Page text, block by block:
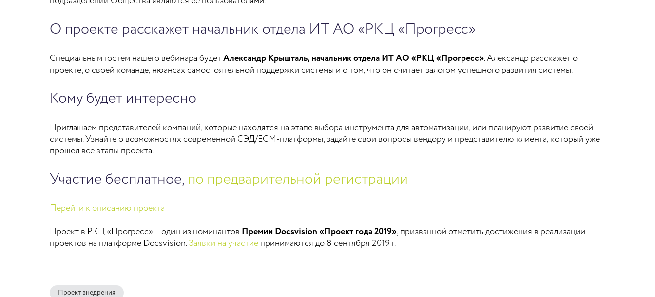
О проекте расскажет начальник отдела ИТ АО «РКЦ «Прогресс»
Cпециальным гостем нашего вебинара будет Александр Крышталь, начальник отдела ИТ АО «РКЦ «Прогресс». Александр расскажет о
проекте, о своей команде, нюансах самостоятельной поддержки системы и о том, что он считает залогом успешного развития системы.
Кому будет интересно
Приглашаем представителей компаний, которые находятся на этапе выбора инструмента для автоматизации, или планируют развитие своей
системы. Узнайте о возможностях современной СЭД/ECM-платформы, задайте свои вопросы вендору и представителю клиента, который уже
прошёл все этапы проекта.
Участие бесплатное, по предварительной регистрации
Перейти к описанию проекта
Проект в РКЦ «Прогресс» – один из номинантов Премии Docsvision «Проект года 2019», призванной отметить достижения в реализации
проектов на платформе Docsvision. Заявки на участие принимаются до 8 сентября 2019 г.
Проект внедрения